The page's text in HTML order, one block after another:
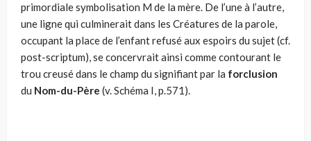
primordiale symbolisation M de la mère. De l’une à l’autre,
une ligne qui culminerait dans les Créatures de la parole,
occupant la place de l’enfant refusé aux espoirs du sujet (cf.
post-scriptum), se concervrait ainsi comme contourant le
trou creusé dans le champ du signifiant par la forclusion
du Nom-du-Père (v. Schéma I, p.571).